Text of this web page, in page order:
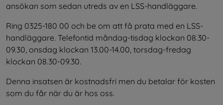
ansökan som sedan utreds av en LSS-handläggare.
Ring 0325-180 00 och be om att få prata med en LSS-
handläggare. Telefontid måndag-tisdag klockan 08.30-
09.30, onsdag klockan 13.00-14.00, torsdag-fredag
klockan 08.30-09.30.
Denna insatsen är kostnadsfri men du betalar för kosten
som du får när du är hos oss.